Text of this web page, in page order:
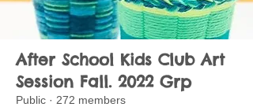
After School Kids Club Art
Session Fall. 2022 Grp
Public · 272 members